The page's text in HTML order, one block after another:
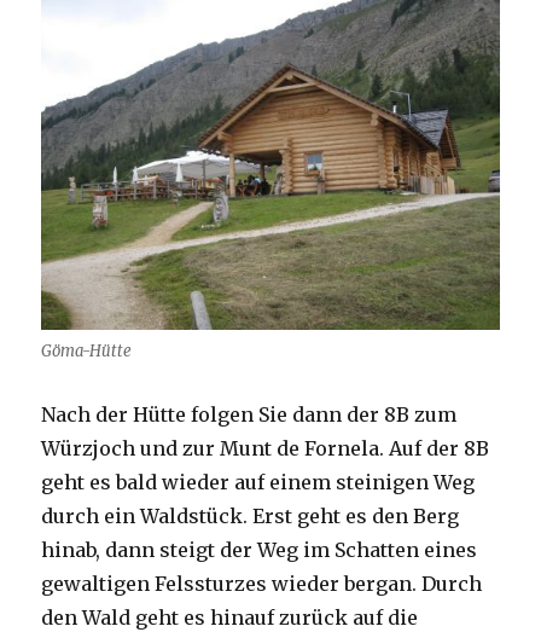
Göma-Hütte
Nach der Hütte folgen Sie dann der 8B zum
Würzjoch und zur Munt de Fornela. Auf der 8B
geht es bald wieder auf einem steinigen Weg
durch ein Waldstück. Erst geht es den Berg
hinab, dann steigt der Weg im Schatten eines
gewaltigen Felssturzes wieder bergan. Durch
den Wald geht es hinauf zurück auf die